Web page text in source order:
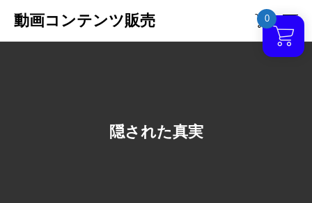
動画コンテンツ販売 
隠された真実
0